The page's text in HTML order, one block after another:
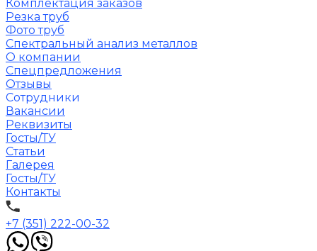
Комплектация заказов
Резка труб
Фото труб
Спектральный анализ металлов
О компании
Спецпредложения
Отзывы
Сотрудники
Вакансии
Реквизиты
Госты/ТУ
Статьи
Галерея
Госты/ТУ
Контакты
+7 (351) 222-00-32